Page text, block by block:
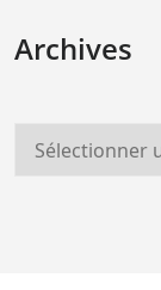
Archives